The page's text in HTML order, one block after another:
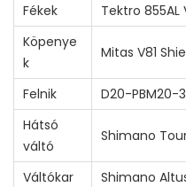
Fékek
Tektro
Köpenye
k
Mitas V81
Felnik
D20-PBM20-
Hátsó
váltó
Shimano
Váltókar
Shimano